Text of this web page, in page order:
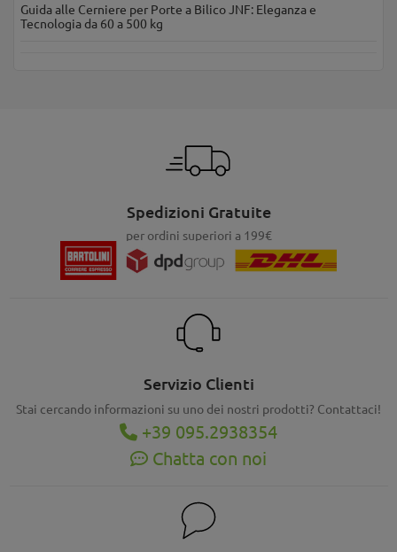
Guida alle Cerniere per Porte a Bilico JNF: Eleganza e
Tecnologia da 60 a 500 kg
Spedizioni Gratuite
per ordini superiori a 199€
Servizio Clienti
Stai cercando informazioni su uno dei nostri prodotti? Contattaci!
+39 095.2938354
Chatta con noi